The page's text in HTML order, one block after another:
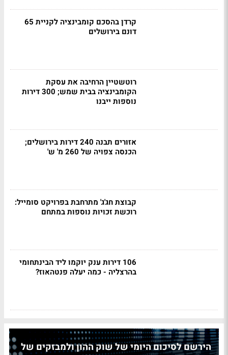
קרדן בהסכם קומבינציה לקניית 65
דונם בירושלים
רוטשטיין הרחיבה את עסקת
הקומבינציה בבית שמש; 300 דירות
נוספות ייבנו
אזורים תבנה 240 דירות בירושלים;
הכנסה צפויה של 260 מ' ש'
קבוצת חג'ג' מתרחבת בפרויקט סומייל:
רוכשת זכויות נוספות במתחם
106 דירות ענק יוקמו ליד הבינתחומי
בהרצליה - כמה יעלה פנטהאוז?
הירשם לסיכום היומי של שוק ההון ולמבזקים של